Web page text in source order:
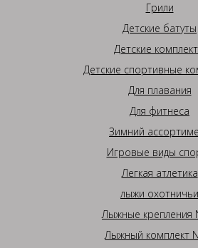
Грили
Детские батуты
Детские
Детские спортивные
Для плавания
Для фитнеса
Зимний
Игровые виды
Легкая атлетика
лыжи охотничьи
Лыжные крепления
Лыжный комплект